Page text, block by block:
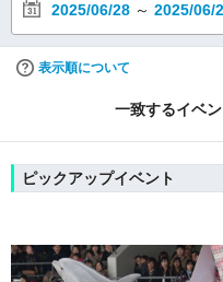
2025/06/28 ～ 2025/06/
表示順について
一致するイベ
ピックアップイベント